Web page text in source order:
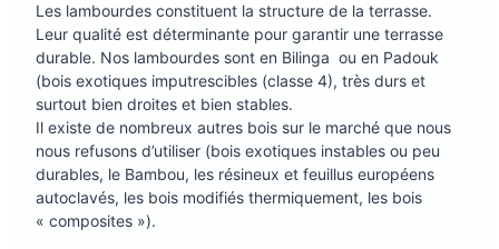
Les lambourdes constituent la structure de la terrasse.
Leur qualité est déterminante pour garantir une terrasse
durable. Nos lambourdes sont en Bilinga ou en Padouk
(bois exotiques imputrescibles (classe 4), très durs et
surtout bien droites et bien stables.
Il existe de nombreux autres bois sur le marché que nous
nous refusons d’utiliser (bois exotiques instables ou peu
durables, le Bambou, les résineux et feuillus européens
autoclavés, les bois modifiés thermiquement, les bois
« composites »).